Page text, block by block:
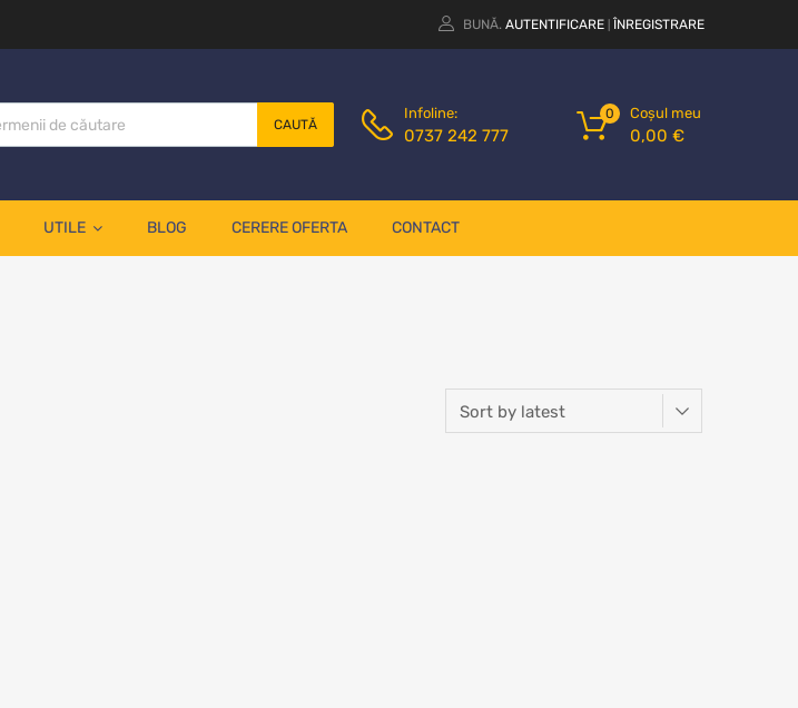
BUNĂ. AUTENTIFICARE ÎNREGISTRARE
CAUTĂ
Infoline:
0737 242 777
Coșul meu
0,00 €
0
UTILE BLOG CERERE OFERTA CONTACT